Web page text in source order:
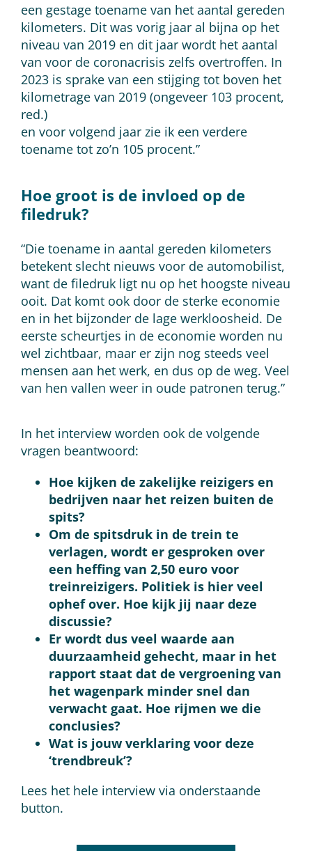
een gestage toename van het aantal gereden
kilometers. Dit was vorig jaar al bijna op het
niveau van 2019 en dit jaar wordt het aantal
van voor de coronacrisis zelfs overtroffen. In
2023 is sprake van een stijging tot boven het
kilometrage van 2019 (ongeveer 103 procent,
red.)
en voor volgend jaar zie ik een verdere
toename tot zo’n 105 procent.”
Hoe groot is de invloed op de
filedruk?
“Die toename in aantal gereden kilometers
betekent slecht nieuws voor de automobilist,
want de filedruk ligt nu op het hoogste niveau
ooit. Dat komt ook door de sterke economie
en in het bijzonder de lage werkloosheid. De
eerste scheurtjes in de economie worden nu
wel zichtbaar, maar er zijn nog steeds veel
mensen aan het werk, en dus op de weg. Veel
van hen vallen weer in oude patronen terug.”
In het interview worden ook de volgende
vragen beantwoord:
Hoe kijken de zakelijke reizigers en
bedrijven naar het reizen buiten de
spits?
Om de spitsdruk in de trein te
verlagen, wordt er gesproken over
een heffing van 2,50 euro voor
treinreizigers. Politiek is hier veel
ophef over. Hoe kijk jij naar deze
discussie?
Er wordt dus veel waarde aan
duurzaamheid gehecht, maar in het
rapport staat dat de vergroening van
het wagenpark minder snel dan
verwacht gaat. Hoe rijmen we die
conclusies?
Wat is jouw verklaring voor deze
‘trendbreuk’?
Lees het hele interview via onderstaande
button.